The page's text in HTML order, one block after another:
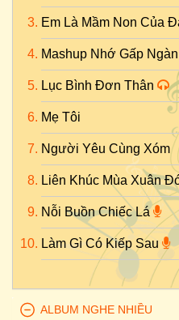
Em Là Mầm Non Của
Mashup Nhớ Gấp
Lục Bình Đơn Thân
Mẹ Tôi
Người Yêu Cùng Xóm
Liên Khúc Mùa Xuân
Nỗi Buồn Chiếc Lá
Làm Gì Có Kiếp Sau
ALBUM NGHE NHIỀU